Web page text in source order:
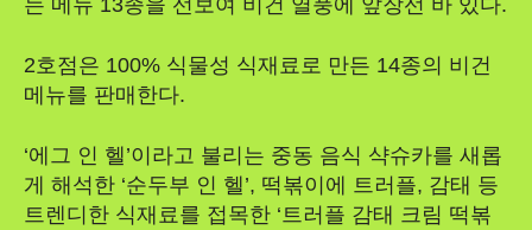
2호점은 100% 식물성 식재료로 만든 14종의 비건
메뉴를 판매한다.
‘에그 인 헬’이라고 불리는 중동 음식 샥슈카를 새롭
게 해석한 ‘순두부 인 헬’, 떡볶이에 트러플, 감태 등
트렌디한 식재료를 접목한 ‘트러플 감태 크림 떡볶